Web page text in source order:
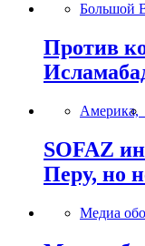
Большой
Против
Америка,
SOFAZ
Перу, но
Медиа